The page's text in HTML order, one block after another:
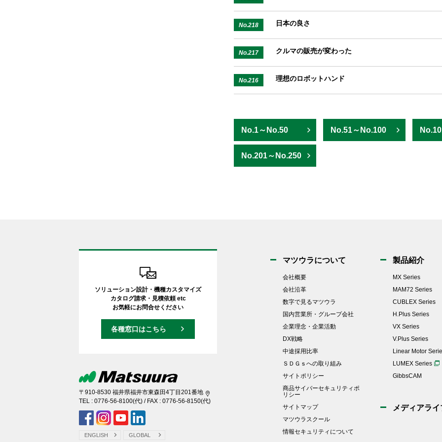
No.218 日本の良さ
No.217 クルマの販売が変わった
No.216 理想のロボットハンド
No.1～No.50 No.51～No.100
No.201～No.250
ソリューション設計・機種カスタマイズ
カタログ請求・見積依頼 etc
お気軽にお問合せください
各種窓口はこちら
〒910-8530 福井県福井市東森田4丁目201番地
TEL : 0776-56-8100(代) / FAX : 0776-56-8150(代)
ENGLISH GLOBAL
マツウラについて
会社概要
会社沿革
数字で見るマツウラ
国内営業所・グループ会社
企業理念・企業活動
DX戦略
中途採用比率
ＳＤＧｓへの取り組み
サイトポリシー
商品サイバーセキュリティポ
リシー
サイトマップ
マツウラスクール
情報セキュリティについて
製品紹介
MX Series
MAM72 Series
CUBLEX Series
H.Plus Series
VX Series
V.Plus Series
Linear Motor
LUMEX Series
GibbsCAM
メディアライ